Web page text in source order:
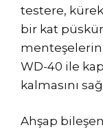
testere,
bir kat
menteşelerini
WD-40 ile
kalmasını
Ahşap